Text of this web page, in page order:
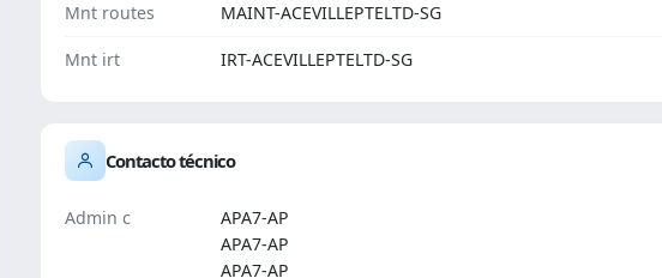
Mnt routes MAINT-ACEVILLEPTELTD-SG
Mnt irt IRT-ACEVILLEPTELTD-SG
Contacto técnico
Admin c
APA7-AP
APA7-AP
APA7-AP